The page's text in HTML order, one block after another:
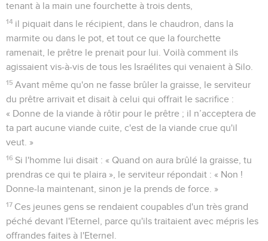
tenant à la main une fourchette à trois dents,
14 il piquait dans le récipient, dans le chaudron, dans la
marmite ou dans le pot, et tout ce que la fourchette
ramenait, le prêtre le prenait pour lui. Voilà comment ils
agissaient vis-à-vis de tous les Israélites qui venaient à Silo.
15 Avant même qu'on ne fasse brûler la graisse, le serviteur
du prêtre arrivait et disait à celui qui offrait le sacrifice :
« Donne de la viande à rôtir pour le prêtre ; il n’acceptera de
ta part aucune viande cuite, c'est de la viande crue qu'il
veut. »
16 Si l'homme lui disait : « Quand on aura brûlé la graisse, tu
prendras ce qui te plaira », le serviteur répondait : « Non !
Donne-la maintenant, sinon je la prends de force. »
17 Ces jeunes gens se rendaient coupables d'un très grand
péché devant l'Eternel, parce qu'ils traitaient avec mépris les
offrandes faites à l'Eternel.